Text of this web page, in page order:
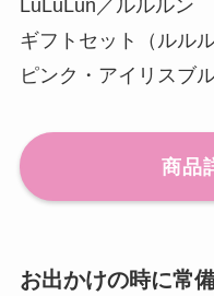
LuLuLun／ルルルン
ギフトセット（ルル
ピンク・アイリスブ
商品
お出かけの時に常